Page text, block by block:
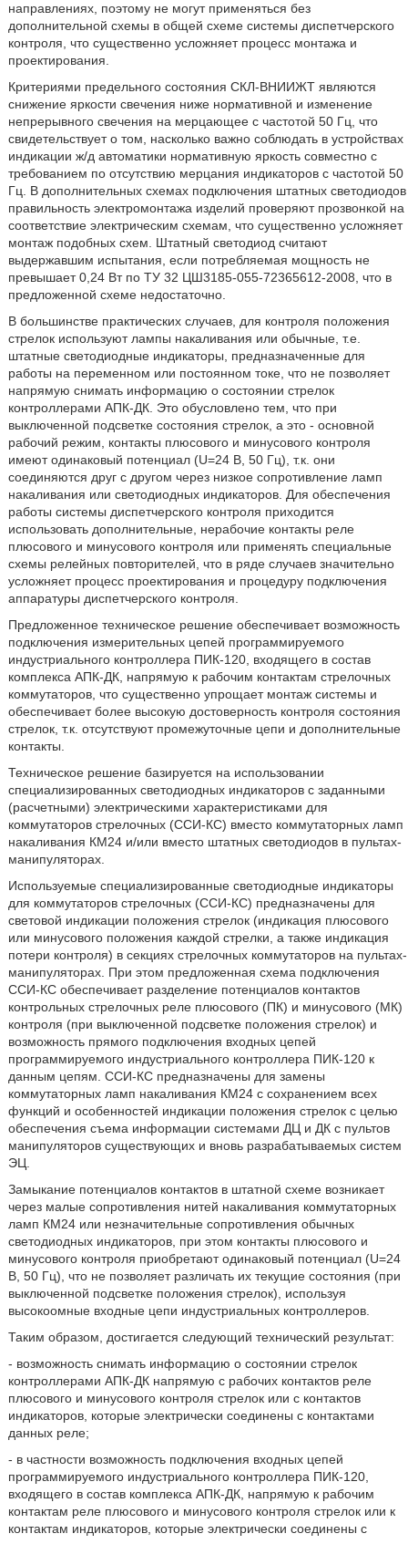
направлениях, поэтому не могут применяться без
дополнительной схемы в общей схеме системы диспетчерского
контроля, что существенно усложняет процесс монтажа и
проектирования.
Критериями предельного состояния СКЛ-ВНИИЖТ являются
снижение яркости свечения ниже нормативной и изменение
непрерывного свечения на мерцающее с частотой 50 Гц, что
свидетельствует о том, насколько важно соблюдать в устройствах
индикации ж/д автоматики нормативную яркость совместно с
требованием по отсутствию мерцания индикаторов с частотой 50
Гц. В дополнительных схемах подключения штатных светодиодов
правильность электромонтажа изделий проверяют прозвонкой на
соответствие электрическим схемам, что существенно усложняет
монтаж подобных схем. Штатный светодиод считают
выдержавшим испытания, если потребляемая мощность не
превышает 0,24 Вт по ТУ 32 ЦШ3185-055-72365612-2008, что в
предложенной схеме недостаточно.
В большинстве практических случаев, для контроля положения
стрелок используют лампы накаливания или обычные, т.е.
штатные светодиодные индикаторы, предназначенные для
работы на переменном или постоянном токе, что не позволяет
напрямую снимать информацию о состоянии стрелок
контроллерами АПК-ДК. Это обусловлено тем, что при
выключенной подсветке состояния стрелок, а это - основной
рабочий режим, контакты плюсового и минусового контроля
имеют одинаковый потенциал (U=24 В, 50 Гц), т.к. они
соединяются друг с другом через низкое сопротивление ламп
накаливания или светодиодных индикаторов. Для обеспечения
работы системы диспетчерского контроля приходится
использовать дополнительные, нерабочие контакты реле
плюсового и минусового контроля или применять специальные
схемы релейных повторителей, что в ряде случаев значительно
усложняет процесс проектирования и процедуру подключения
аппаратуры диспетчерского контроля.
Предложенное техническое решение обеспечивает возможность
подключения измерительных цепей программируемого
индустриального контроллера ПИК-120, входящего в состав
комплекса АПК-ДК, напрямую к рабочим контактам стрелочных
коммутаторов, что существенно упрощает монтаж системы и
обеспечивает более высокую достоверность контроля состояния
стрелок, т.к. отсутствуют промежуточные цепи и дополнительные
контакты.
Техническое решение базируется на использовании
специализированных светодиодных индикаторов с заданными
(расчетными) электрическими характеристиками для
коммутаторов стрелочных (ССИ-КС) вместо коммутаторных ламп
накаливания КМ24 и/или вместо штатных светодиодов в пультах-
манипуляторах.
Используемые специализированные светодиодные индикаторы
для коммутаторов стрелочных (ССИ-КС) предназначены для
световой индикации положения стрелок (индикация плюсового
или минусового положения каждой стрелки, а также индикация
потери контроля) в секциях стрелочных коммутаторов на пультах-
манипуляторах. При этом предложенная схема подключения
ССИ-КС обеспечивает разделение потенциалов контактов
контрольных стрелочных реле плюсового (ПК) и минусового (МК)
контроля (при выключенной подсветке положения стрелок) и
возможность прямого подключения входных цепей
программируемого индустриального контроллера ПИК-120 к
данным цепям. ССИ-КС предназначены для замены
коммутаторных ламп накаливания КМ24 с сохранением всех
функций и особенностей индикации положения стрелок с целью
обеспечения съема информации системами ДЦ и ДК с пультов
манипуляторов существующих и вновь разрабатываемых систем
ЭЦ.
Замыкание потенциалов контактов в штатной схеме возникает
через малые сопротивления нитей накаливания коммутаторных
ламп КМ24 или незначительные сопротивления обычных
светодиодных индикаторов, при этом контакты плюсового и
минусового контроля приобретают одинаковый потенциал (U=24
В, 50 Гц), что не позволяет различать их текущие состояния (при
выключенной подсветке положения стрелок), используя
высокоомные входные цепи индустриальных контроллеров.
Таким образом, достигается следующий технический результат:
- возможность снимать информацию о состоянии стрелок
контроллерами АПК-ДК напрямую с рабочих контактов реле
плюсового и минусового контроля стрелок или с контактов
индикаторов, которые электрически соединены с контактами
данных реле;
- в частности возможность подключения входных цепей
программируемого индустриального контроллера ПИК-120,
входящего в состав комплекса АПК-ДК, напрямую к рабочим
контактам реле плюсового и минусового контроля стрелок или к
контактам индикаторов, которые электрически соединены с